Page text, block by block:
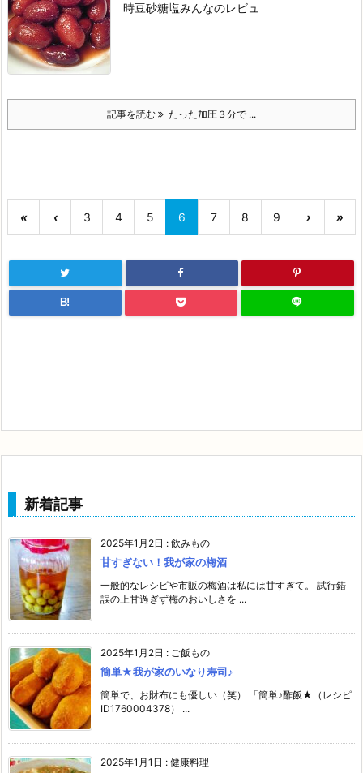
時豆砂糖塩みんなのレビュ
記事を読む たった加圧３分で ...
« ‹ 3 4 5 6 7 8 9 › »
B!
新着記事
2025年1月2日 : 飲みもの
甘すぎない！我が家の梅酒
一般的なレシピや市販の梅酒は私には甘すぎて。 試行錯
誤の上甘過ぎず梅のおいしさを ...
2025年1月2日 : ご飯もの
簡単★我が家のいなり寿司♪
簡単で、お財布にも優しい（笑） 「簡単♪酢飯★（レシピ
ID1760004378） ...
2025年1月1日 : 健康料理